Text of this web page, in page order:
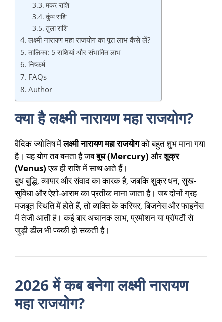
मकर राशि
कुंभ राशि
तुला राशि
लक्ष्मी नारायण महा राजयोग का पूरा लाभ कैसे लें?
तालिका: 5 राशियां और संभावित लाभ
निष्कर्ष
FAQs
Author
क्या है लक्ष्मी नारायण महा राजयोग?
वैदिक ज्योतिष मेंलक्ष्मी नारायण महा राजयोगको बहुत शुभ माना गया
है। यह योग तब बनता है जबबुध (Mercury) औरशुक्र
(Venus)एक ही राशि में साथ आते हैं।
बुध बुद्धि, व्यापार और संवाद का कारक है, जबकि शुक्र धन, सुख-
सुविधा और ऐशो-आराम का प्रतीक माना जाता है। जब दोनों ग्रह
मजबूत स्थिति में होते हैं, तो व्यक्ति के करियर, बिजनेस और फाइनेंस
में तेजी आती है। कई बार अचानक लाभ, प्रमोशन या प्रॉपर्टी से
जुड़ी डील भी पक्की हो सकती है।
2026 में कब बनेगा लक्ष्मी नारायण
महा राजयोग?